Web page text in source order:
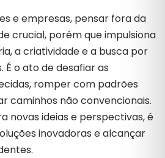
e empresas, pensar fora da
crucial, porém que impulsiona
a criatividade e a busca por
É o ato de desafiar as
romper com padrões
caminhos não convencionais.
novas ideias e perspectivas, é
inovadoras e alcançar